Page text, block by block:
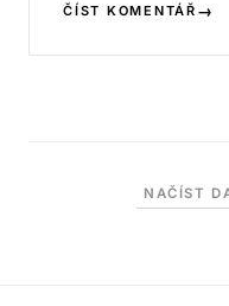
ČÍST KOMENTÁŘ →
NAČÍST